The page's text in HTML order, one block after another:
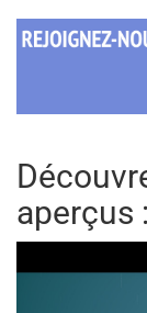
aperçus :